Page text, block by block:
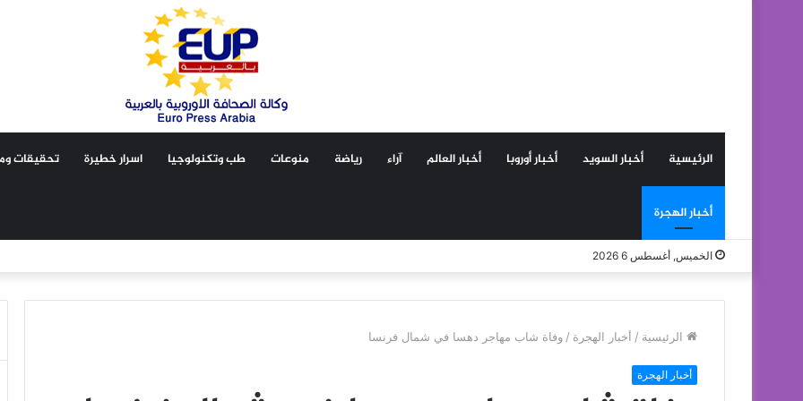
الرئيسية أخبار السويد أخبار أوروبا أخبار العالم آراء رياضة منوعات طب وتكنولوجيا اسرار خطيرة تحقيقات
أخبار الهجرة
الخميس, أغسطس 6 2026
الرئيسية / أخبار الهجرة / وفاة شاب مهاجر دهسا في شمال فرنسا
أخبار الهجرة